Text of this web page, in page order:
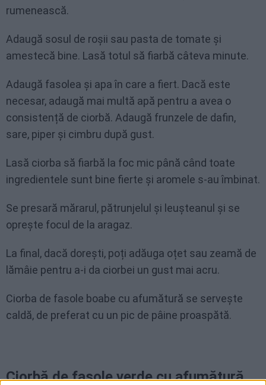
rumenească.
Adaugă sosul de roșii sau pasta de tomate și
amestecă bine. Lasă totul să fiarbă câteva minute.
Adaugă fasolea și apa în care a fiert. Dacă este
necesar, adaugă mai multă apă pentru a avea o
consistență de ciorbă. Adaugă frunzele de dafin,
sare, piper și cimbru după gust.
Lasă ciorba să fiarbă la foc mic până când toate
ingredientele sunt bine fierte și aromele s-au îmbinat.
Se presară mărarul, pătrunjelul și leușteanul și se
oprește focul de la aragaz.
La final, dacă dorești, poți adăuga oțet sau zeamă de
lămâie pentru a-i da ciorbei un gust mai acru.
Ciorba de fasole boabe cu afumătură se servește
caldă, de preferat cu un pic de pâine proaspătă.
Ciorbă de fasole verde cu afumătură